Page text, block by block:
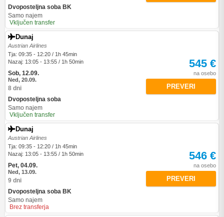
Dvoposteljna soba BK
Samo najem
Vključen transfer
Dunaj
Austrian Airlines
Tja: 09:35 - 12:20 / 1h 45min
Nazaj: 13:05 - 13:55 / 1h 50min
Sob, 12.09.
Ned, 20.09.
8 dni
Dvoposteljna soba
Samo najem
Vključen transfer
545 €
na osebo
PREVERI
Dunaj
Austrian Airlines
Tja: 09:35 - 12:20 / 1h 45min
Nazaj: 13:05 - 13:55 / 1h 50min
Pet, 04.09.
Ned, 13.09.
9 dni
Dvoposteljna soba BK
Samo najem
Brez transferja
546 €
na osebo
PREVERI